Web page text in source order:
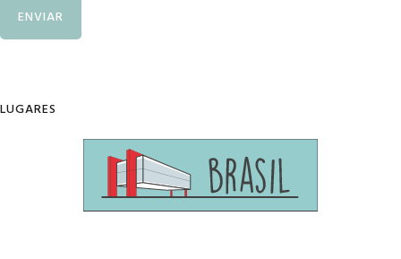
LUGARES